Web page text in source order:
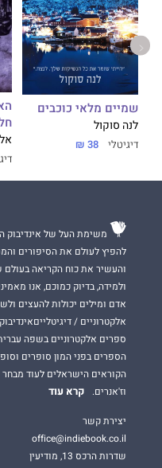
שמיים מלאי כוכבים
לנה סוקול
דיגיטלי 38 ₪
משימת העל של אינדיבוק
להפיץ לעולם את הסיפורים
והעשיר את כוח הקריאה בעולם
ולמידה, בדיוק כמוכם, אנו
אדם ומילים יכולות להעצים
אלקטרוניים /
ספרים אלקטרוניים בשפה
הספרים בפני המון סופרים
הקוראים הישראלים לעוד
וז'אנרים.
קרא עוד
יצירת קשר
office@indiebook.co.il
שדרות הרכס 13, מודיעין